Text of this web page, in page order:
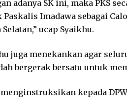
adanya SK ini, maka PKS
Paskalis Imadawa sebagai
Selatan,” ucap Syaikhu.
juga menekankan agar
bergerak bersatu untuk
menginstruksikan kepada